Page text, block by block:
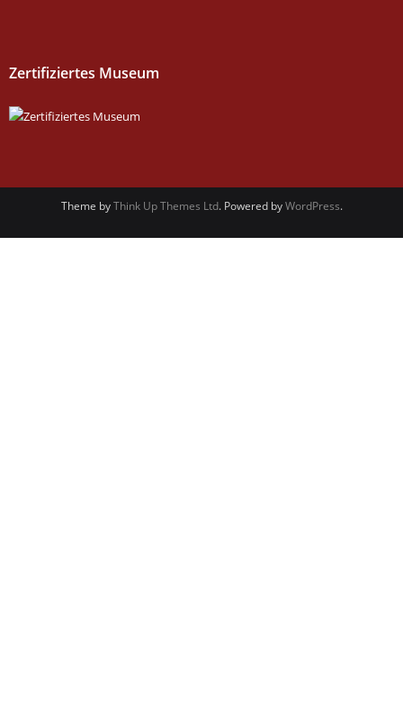
Zertifiziertes Museum
Theme byThink Up Themes Ltd. Powered byWordPress.